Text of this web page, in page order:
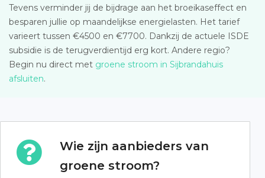
Tevens verminder jij de bijdrage aan het broeikaseffect en
besparen jullie op maandelijkse energielasten. Het tarief
varieert tussen €4500 en €7700. Dankzij de actuele ISDE
subsidie is de terugverdientijd erg kort. Andere regio?
Begin nu direct met groene stroom in Sijbrandahuis
afsluiten.
Wie zijn aanbieders van
groene stroom?